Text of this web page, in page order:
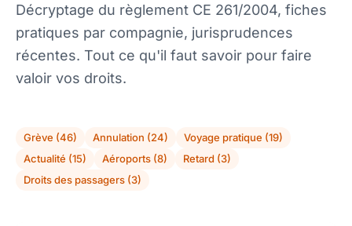
Décryptage du règlement CE 261/2004, fiches
pratiques par compagnie, jurisprudences
récentes. Tout ce qu'il faut savoir pour faire
valoir vos droits.
Grève (46) Annulation (24)
Voyage pratique (19)
Actualité (15)
Aéroports (8)
Retard (3)
Droits des passagers (3)